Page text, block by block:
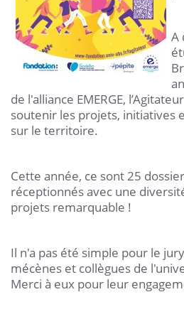
A
de l'alliance EMERGE,
soutenir les projets, initiatives
sur le territoire.
Cette année, ce sont 25
réceptionnés avec une
projets remarquable !
Il n'a pas été simple pour le
mécènes et collègues de
Merci à eux pour leur